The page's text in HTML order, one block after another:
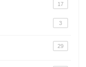
17
3
29